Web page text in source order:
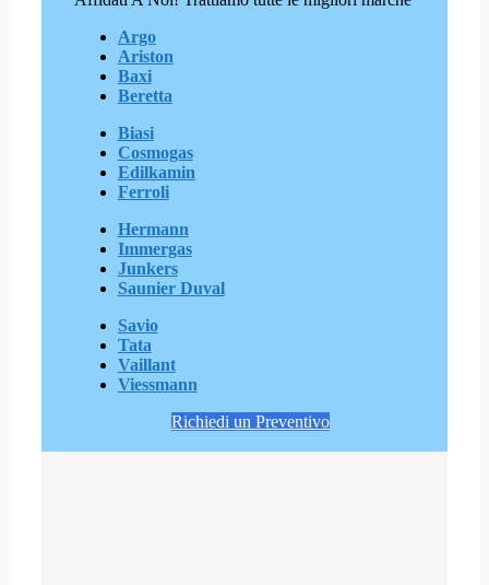
Argo
Ariston
Baxi
Beretta
Biasi
Cosmogas
Edilkamin
Ferroli
Hermann
Immergas
Junkers
Saunier Duval
Savio
Tata
Vaillant
Viessmann
Richiedi un Preventivo